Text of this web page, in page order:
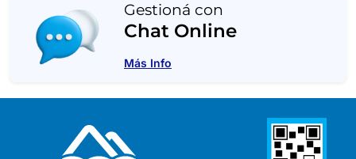
Gestioná con
Chat Online
Más Info